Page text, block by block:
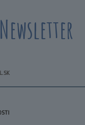
Newsletter